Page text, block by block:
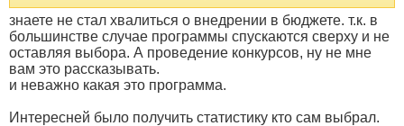
знаете не стал хвалиться о внедрении в бюджете. т.к. в
большинстве случае программы спускаются сверху и не
оставляя выбора. А проведение конкурсов, ну не мне
вам это рассказывать.
и неважно какая это программа.
Интересней было получить статистику кто сам выбрал.